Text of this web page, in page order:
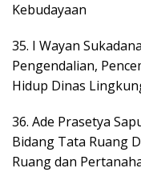
Kebudayaan
35. I Wayan
Pengendalian,
Hidup Dinas
36. Ade Prasetya
Bidang Tata Ruang
Ruang dan